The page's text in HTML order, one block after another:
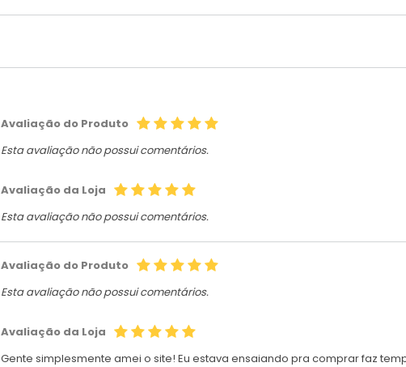
Avaliação do Produto
Esta avaliação não possui comentários.
Avaliação da Loja
Esta avaliação não possui comentários.
Avaliação do Produto
Esta avaliação não possui comentários.
Avaliação da Loja
Gente simplesmente amei o site! Eu estava ensaiando pra comprar faz